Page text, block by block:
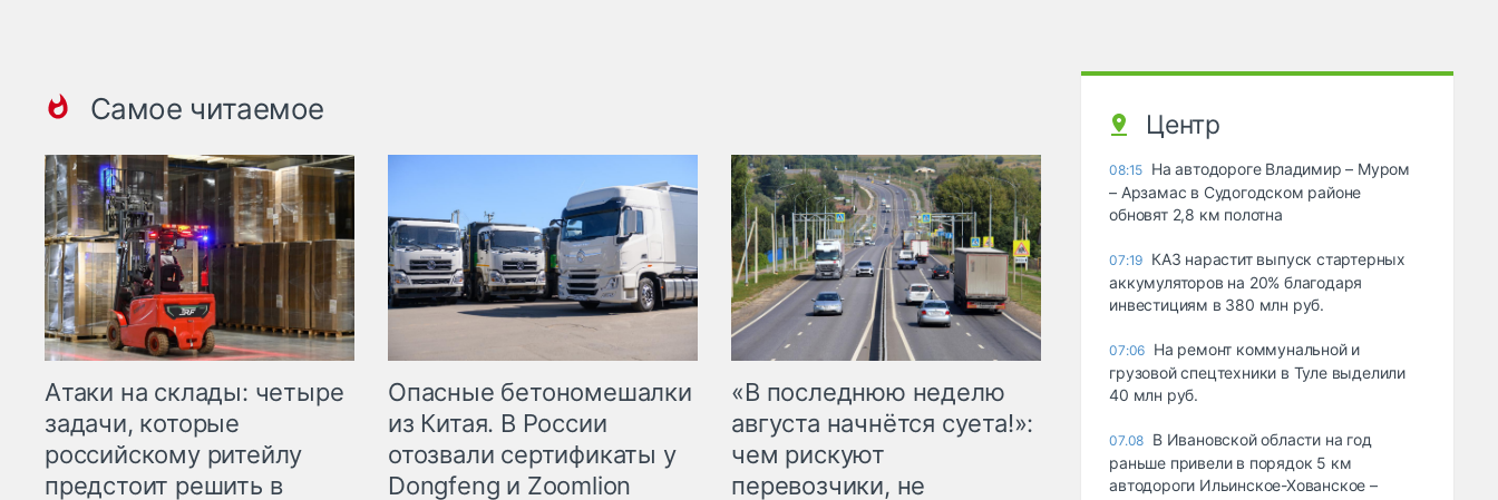
Самое читаемое
Атаки на склады: четыре
задачи, которые
российскому ритейлу
предстоит решить в
Опасные бетономешалки
из Китая. В России
отозвали сертификаты у
Dongfeng и Zoomlion
«В последнюю неделю
августа начнётся суета!»:
чем рискуют
перевозчики, не
Центр
08:15 На автодороге Владимир – Муром
– Арзамас в Судогодском районе
обновят 2,8 км полотна
07:19 КАЗ нарастит выпуск стартерных
аккумуляторов на 20% благодаря
инвестициям в 380 млн руб.
07:06 На ремонт коммунальной и
грузовой спецтехники в Туле выделили
40 млн руб.
07.08 В Ивановской области на год
раньше привели в порядок 5 км
автодороги Ильинское-Хованское –